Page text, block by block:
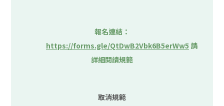
報名連結：
https://forms.gle/QtDwB2Vbk6B5erWw5 請
詳細閱讀規範
取消規範